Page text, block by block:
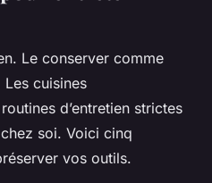
Le conserver comme
Les cuisines
d’entretien strictes
soi. Voici cinq
vos outils.